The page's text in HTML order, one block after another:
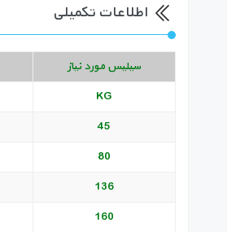
اطلاعات تکمیلی
سیلیس مورد نیاز
KG
45
80
136
160